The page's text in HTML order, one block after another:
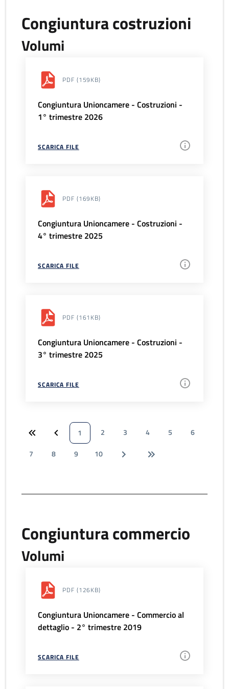
Congiuntura costruzioni
Volumi
PDF (159KB)
Congiuntura Unioncamere - Costruzioni -
1° trimestre 2026
SCARICA FILE
PDF (169KB)
Congiuntura Unioncamere - Costruzioni -
4° trimestre 2025
SCARICA FILE
PDF (161KB)
Congiuntura Unioncamere - Costruzioni -
3° trimestre 2025
SCARICA FILE
1 2 3 4 5
6
7
8 9 10
Congiuntura commercio
Volumi
PDF (126KB)
Congiuntura Unioncamere - Commercio al
dettaglio - 2° trimestre 2019
SCARICA FILE